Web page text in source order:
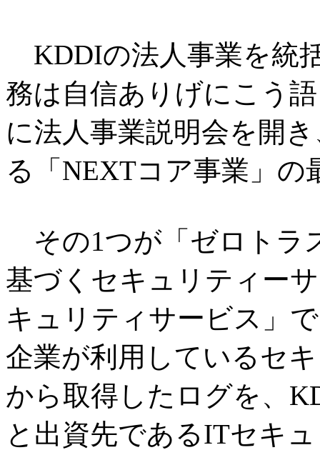
KDDIの法人事業を統
務は自信ありげにこう
に法人事業説明会を開
る「NEXTコア事業」の
その1つが「ゼロトラ
基づくセキュリティー
キュリティサービス」
企業が利用しているセ
から取得したログを、
と出資先であるITセキ